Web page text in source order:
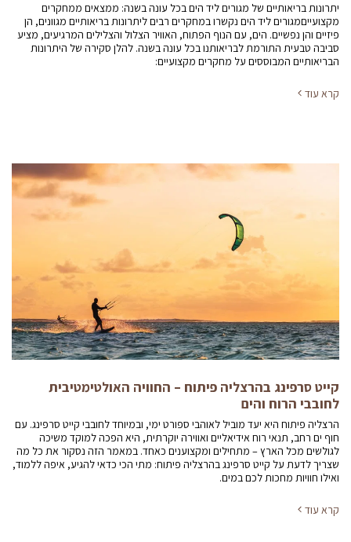
יתרונות בריאותיים של מגורים ליד הים בכל עונה בשנה: ממצאים ממחקרים
מקצועייםמגורים ליד הים נקשרו במחקרים רבים ליתרונות בריאותיים מגוונים, הן
פיזיים והן נפשיים. הים, עם הנוף הפתוח, האוויר הצלול והצלילים המרגיעים, מציע
סביבה טבעית התורמת לבריאותנו בכל עונה בשנה. להלן סקירה של היתרונות
הבריאותיים המבוססים על מחקרים מקצועיים:
קרא עוד
קייט סרפינג בהרצליה פיתוח – החוויה האולטימטיבית
לחובבי הרוח והים
הרצליה פיתוח היא יעד מוביל לאוהבי ספורט ימי, ובמיוחד לחובבי קייט סרפינג. עם
חוף ים רחב, תנאי רוח אידיאליים ואווירה יוקרתית, היא הפכה למוקד משיכה
לגולשים מכל הארץ – מתחילים ומקצוענים כאחד. במאמר הזה נסקור את כל מה
שצריך לדעת על קייט סרפינג בהרצליה פיתוח: מתי הכי כדאי להגיע, איפה ללמוד,
ואילו חוויות מחכות לכם במים.
קרא עוד